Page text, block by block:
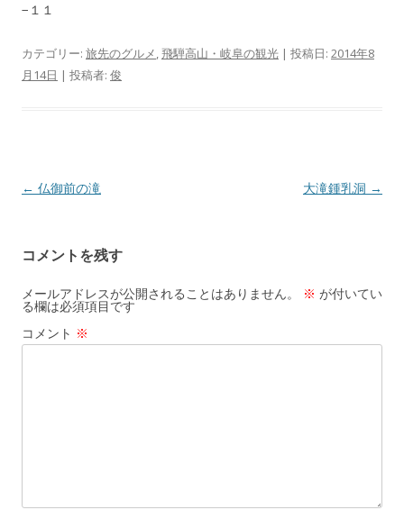
−１１
カテゴリー: 旅先のグルメ,飛騨高山・岐阜の観光 | 投稿日: 2014年8
月14日 | 投稿者: 俊
投
ビ
ゲ
ー
シ
← 仏御前の滝 大滝鍾乳洞 →
コメントを残す
メールアドレスが公開されることはありません。 ※ が付いてい
る欄は必須項目です
コメント ※